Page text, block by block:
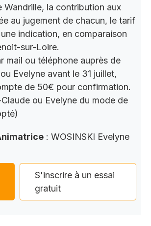
Wandrille, la contribution aux
au jugement de chacun, le tarif
indication, en comparaison
sur-Loire.
mail ou téléphone auprès de
Evelyne avant le 31 juillet,
de 50€ pour confirmation.
ou Evelyne du mode de
: WOSINSKI Evelyne
S'inscrire à un essai
gratuit